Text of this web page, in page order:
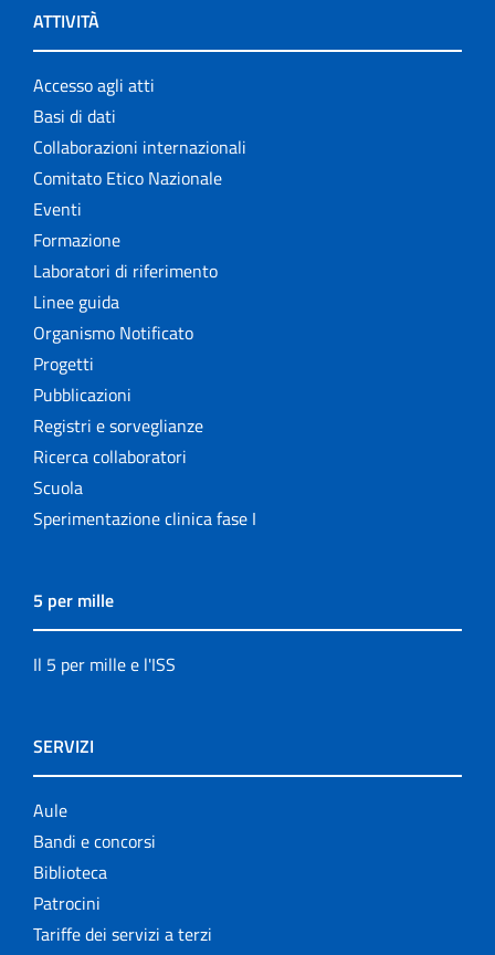
ATTIVITÀ
Accesso agli atti
Basi di dati
Collaborazioni internazionali
Comitato Etico Nazionale
Eventi
Formazione
Laboratori di riferimento
Linee guida
Organismo Notificato
Progetti
Pubblicazioni
Registri e sorveglianze
Ricerca collaboratori
Scuola
Sperimentazione clinica fase I
5 per mille
Il 5 per mille e l'ISS
SERVIZI
Aule
Bandi e concorsi
Biblioteca
Patrocini
Tariffe dei servizi a terzi